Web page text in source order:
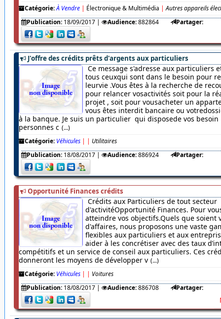
Catégorie:À Vendre | Électronique & Multimédia | Autres appareils
Publication: 18/09/2017| Audience:882864 Partager:
J'offre des crédits prêts d'argents aux particuliers
Ce message s'adresse aux particuliers
tous ceuxqui sont dans le besoin pour
leurvie .Vous êtes à la recherche de
pour relancer vosactivités soit pour la
projet , soit pour vousacheter un
vous êtes interdit bancaire ou
à la banque. Je suis un particulier qui disposede vos
personnes c (...)
Catégorie: Véhicules | | Utilitaires
Publication: 18/08/2017| Audience:886924 Partager:
Opportunité Finances crédits
Crédits aux Particuliers de tout secteur
d'activitéOpportunité Finances. Pour
atteindre vos objectifs.Quels que soient
d'affaires, nous proposons une vaste
flexibles aux particuliers et aux
aider à les concrétiser avec des taux
compétitifs et un service de conseil aux particuliers. Ces
donneront les moyens de développer v (...)
Catégorie: Véhicules | | Voitures
Publication: 18/08/2017| Audience:886708 Partager: